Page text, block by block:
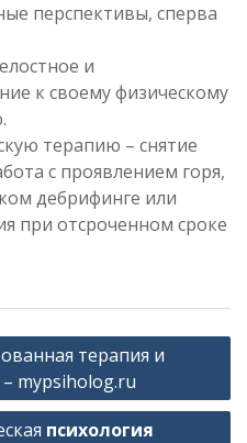
перспективы, сперва
и
к своему физическому
терапию – снятие
с проявлением горя,
дебрифинге или
при отсроченном сроке
терапия и
mypsiholog.ru
психология